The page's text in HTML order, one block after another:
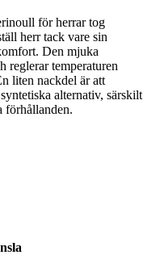
för herrar tog
herr tack vare sin
Den mjuka
reglerar temperaturen
liten nackdel är att
alternativ, särskilt
förhållanden.